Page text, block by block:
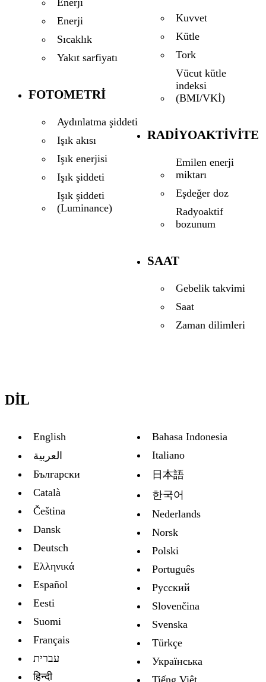
Enerji
Enerji
Sıcaklık
Yakıt sarfiyatı
FOTOMETRI
Aydınlatma şiddeti
Işık akısı
Işık enerjisi
Işık şiddeti
Işık şiddeti
(Luminance)
Kuvvet
Kütle
Tork
Vücut kütle
indeksi
(BMI/VKİ)
RADIYOAKTIVITE
Emilen enerji
miktarı
Eşdeğer doz
Radyoaktif
bozunum
SAAT
Gebelik takvimi
Saat
Zaman dilimleri
DIL
English
العربية
Български
Català
Čeština
Dansk
Deutsch
Ελληνικά
Español
Eesti
Suomi
Français
עברית
हिन्दी
Bahasa Indonesia
Italiano
日本語
한국어
Nederlands
Norsk
Polski
Português
Русский
Slovenčina
Svenska
Türkçe
Украïнська